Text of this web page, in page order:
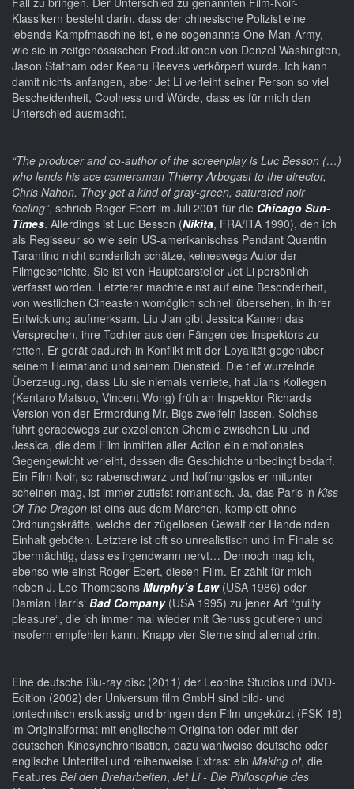
Klassikern besteht darin, dass der chinesische Polizist eine
lebende Kampfmaschine ist, eine sogenannte One-Man-Army,
wie sie in zeitgenössischen Produktionen von Denzel Washington,
Jason Statham oder Keanu Reeves verkörpert wurde. Ich kann
damit nichts anfangen, aber Jet Li verleiht seiner Person so viel
Bescheidenheit, Coolness und Würde, dass es für mich den
Unterschied ausmacht.
“The producer and co-author of the screenplay is Luc Besson (…)
who lends his ace cameraman Thierry Arbogast to the director,
Chris Nahon. They get a kind of gray-green, saturated noir
feeling”, schrieb Roger Ebert im Juli 2001 für die Chicago Sun-
Times. Allerdings ist Luc Besson (Nikita, FRA/ITA 1990), den ich
als Regisseur so wie sein US-amerikanisches Pendant Quentin
Tarantino nicht sonderlich schätze, keineswegs Autor der
Filmgeschichte. Sie ist von Hauptdarsteller Jet Li persönlich
verfasst worden. Letzterer machte einst auf eine Besonderheit,
von westlichen Cineasten womöglich schnell übersehen, in ihrer
Entwicklung aufmerksam. Liu Jian gibt Jessica Kamen das
Versprechen, ihre Tochter aus den Fängen des Inspektors zu
retten. Er gerät dadurch in Konflikt mit der Loyalität gegenüber
seinem Heimatland und seinem Diensteid. Die tief wurzelnde
Überzeugung, dass Liu sie niemals verriete, hat Jians Kollegen
(Kentaro Matsuo, Vincent Wong) früh an Inspektor Richards
Version von der Ermordung Mr. Bigs zweifeln lassen. Solches
führt geradewegs zur exzellenten Chemie zwischen Liu und
Jessica, die dem Film inmitten aller Action ein emotionales
Gegengewicht verleiht, dessen die Geschichte unbedingt bedarf.
Ein Film Noir, so rabenschwarz und hoffnungslos er mitunter
scheinen mag, ist immer zutiefst romantisch. Ja, das Paris in Kiss
Of The Dragon ist eins aus dem Märchen, komplett ohne
Ordnungskräfte, welche der zügellosen Gewalt der Handelnden
Einhalt geböten. Letztere ist oft so unrealistisch und im Finale so
übermächtig, dass es irgendwann nervt… Dennoch mag ich,
ebenso wie einst Roger Ebert, diesen Film. Er zählt für mich
neben J. Lee Thompsons Murphy’s Law (USA 1986) oder
Damian Harris‘ Bad Company (USA 1995) zu jener Art “guilty
pleasure“, die ich immer mal wieder mit Genuss goutieren und
insofern empfehlen kann. Knapp vier Sterne sind allemal drin.
Eine deutsche Blu-ray disc (2011) der Leonine Studios und DVD-
Edition (2002) der Universum film GmbH sind bild- und
tontechnisch erstklassig und bringen den Film ungekürzt (FSK 18)
im Originalformat mit englischem Originalton oder mit der
deutschen Kinosynchronisation, dazu wahlweise deutsche oder
englische Untertitel und reihenweise Extras: ein Making of, die
Features Bei den Dreharbeiten, Jet Li - Die Philosophie des